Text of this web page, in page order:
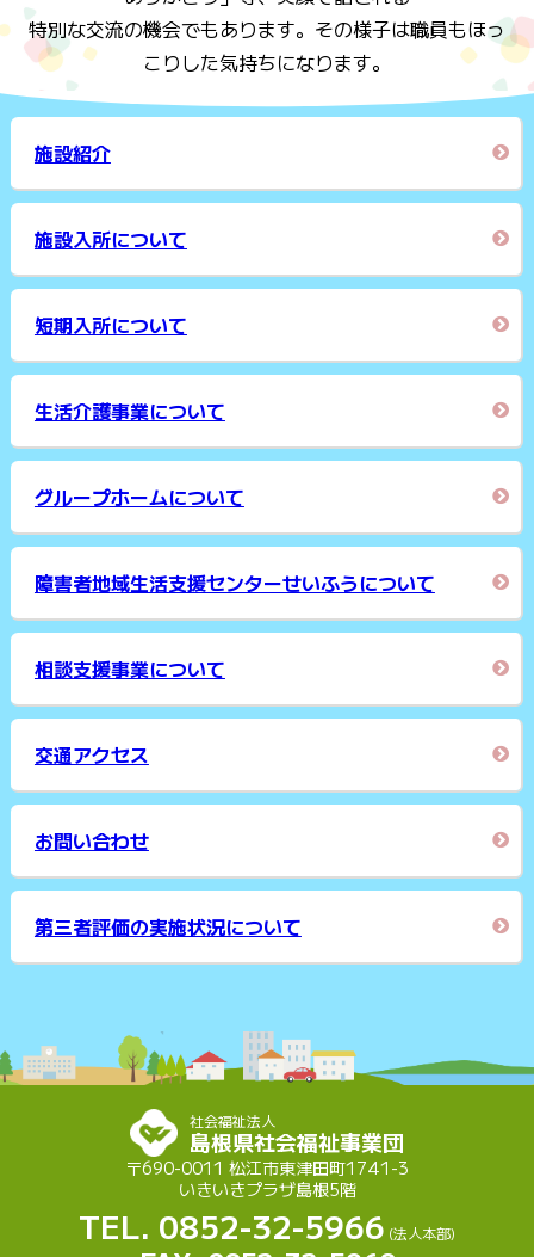
特別な交流の機会でもあります。その様子は職員もほっ
こりした気持ちになります。
施設紹介
施設入所について
短期入所について
生活介護事業について
グループホームについて
障害者地域生活支援センターせいふうについて
相談支援事業について
交通アクセス
お問い合わせ
第三者評価の実施状況について
社会福祉法人
島根県社会福祉事業団
〒690-0011 松江市東津田町1741-3
いきいきプラザ島根5階
TEL. 0852-32-5966 (法人本部)